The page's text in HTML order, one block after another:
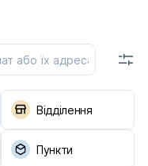
Відділення
Пункти